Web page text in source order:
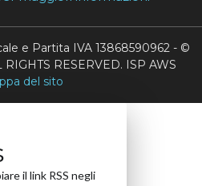
e Partita IVA 13868590962 - ©
RESERVED. ISP AWS
del sito
il link RSS negli